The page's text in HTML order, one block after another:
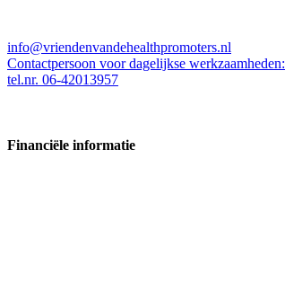
info@vriendenvandehealthpromoters.nl
Contactpersoon voor dagelijkse werkzaamheden:
tel.nr. 06-42013957
Financiële informatie